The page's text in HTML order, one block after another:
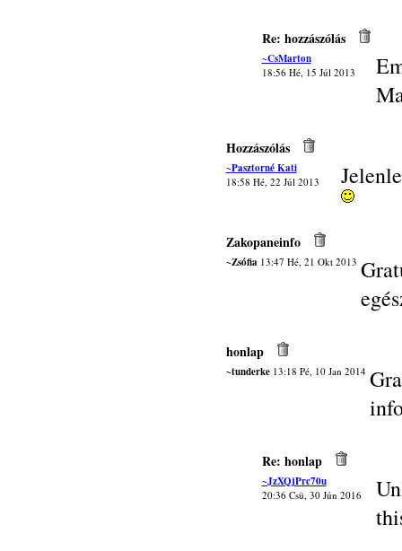
Re: hozzászólás
~CsMarton
18:56 Hé, 15 Júl 2013
Hozzászólás
~Pasztorné Kati
18:58 Hé, 22 Júl 2013
Zakopaneinfo
~Zsófia13:47 Hé, 21 Okt 2013
honlap
~tunderke13:18 Pé, 10 Jan 2014
Re: honlap
~JzXQjPrc70u
20:36 Csü, 30 Jún 2016